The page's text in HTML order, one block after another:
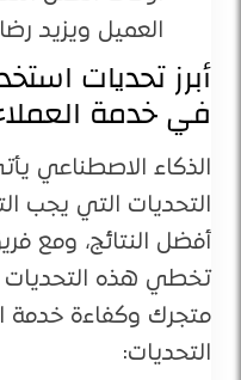
العميل ويزيد
أبرز تحديات
في خدمة
الذكاء الاصطناعي
التحديات التي يجب
أفضل النتائج، ومع
تخطي هذه التحديات
متجرك وكفاءة خدمة
التحديات: